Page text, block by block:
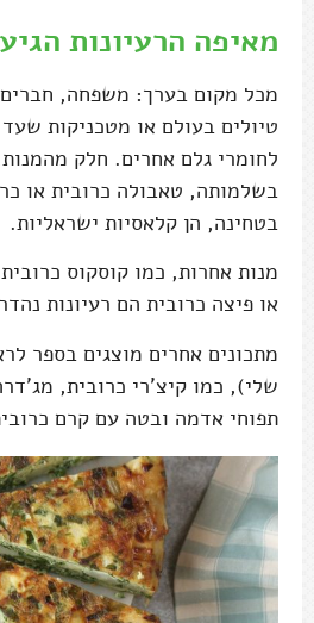
מאיפה הרעיונות
מכל מקום בערך: משפחה, חברים
טיולים בעולם או מטכניקות
לחומרי גלם אחרים. חלק
בשלמותה, טאבולה כרובית או
בטחינה, הן קלאסיות ישראליות.
מנות אחרות, כמו קוסקוס
או פיצה כרובית הם רעיונות
מתכונים אחרים מוצגים בספר
שלי), כמו קיצ'רי כרובית,
תפוחי אדמה ובטה עם קרם